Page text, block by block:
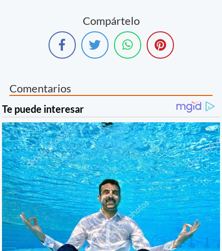
Compártelo
Comentarios